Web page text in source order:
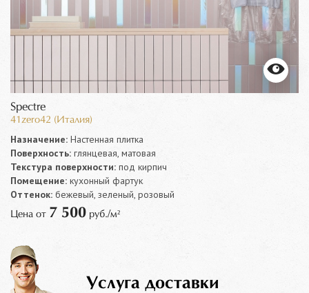
Spectre
41zero42 (Италия)
Назначение: Настенная плитка
Поверхность: глянцевая, матовая
Текстура поверхности: под кирпич
Помещение: кухонный фартук
Оттенок: бежевый, зеленый, розовый
Цена от 7 500 руб./м²
Услуга доставки